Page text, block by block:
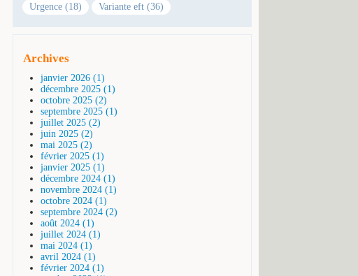
Urgence (18)
Variante eft (36)
Archives
janvier 2026 (1)
décembre 2025 (1)
octobre 2025 (2)
septembre 2025 (1)
juillet 2025 (2)
juin 2025 (2)
mai 2025 (2)
février 2025 (1)
janvier 2025 (1)
décembre 2024 (1)
novembre 2024 (1)
octobre 2024 (1)
septembre 2024 (2)
août 2024 (1)
juillet 2024 (1)
mai 2024 (1)
avril 2024 (1)
février 2024 (1)